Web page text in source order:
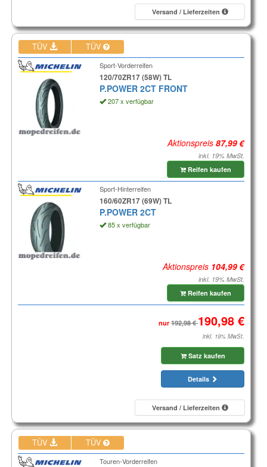
Versand / Lieferzeiten
TÜV TÜV
Sport-Vorderreifen
120/70ZR17 (58W) TL
P.POWER 2CT FRONT
207 x verfügbar
Aktionspreis
inkl. 19% MwSt.
Reifen kaufen
Sport-Hinterreifen
160/60ZR17 (69W) TL
P.POWER 2CT
85 x verfügbar
Aktionspreis
inkl. 19% MwSt.
Reifen kaufen
nur
inkl. 19% MwSt.
Satz kaufen
Details
Versand / Lieferzeiten
TÜV TÜV
Touren-Vorderreifen